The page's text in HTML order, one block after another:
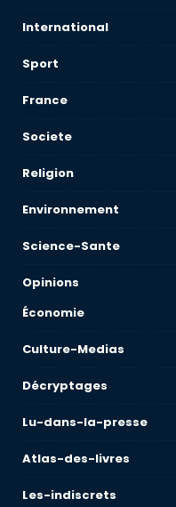
International
Sport
France
Societe
Religion
Environnement
Science-Sante
Opinions
Économie
Culture-Medias
Décryptages
Lu-dans-la-presse
Atlas-des-livres
Les-indiscrets